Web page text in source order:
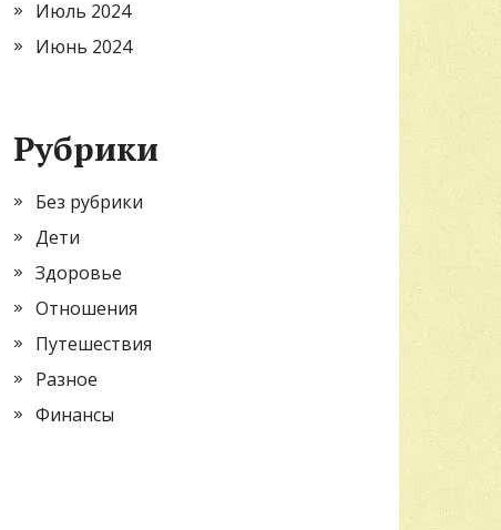
Июль 2024
Июнь 2024
Рубрики
Без рубрики
Дети
Здоровье
Отношения
Путешествия
Разное
Финансы